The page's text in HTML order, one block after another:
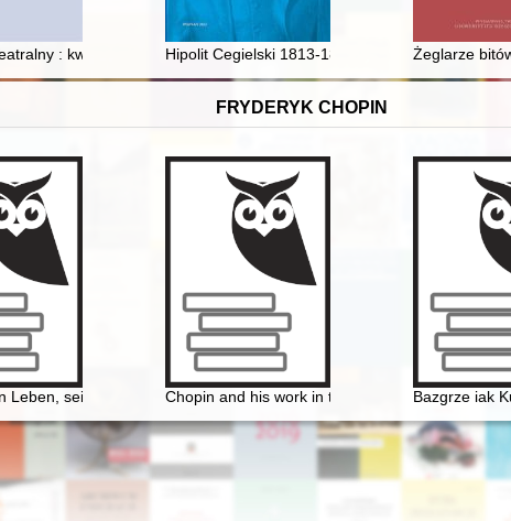
państwach arabskich
: kwartalnik poświęcony historii i krytyce teatru założony przez
Hipolit Cegielski 1813-1868 Żeglarze
FRYDERYK CHOPIN
Leben, sein Werk, seine ZeitChopin and his work in the context of culture. Vol
Bazgrze iak